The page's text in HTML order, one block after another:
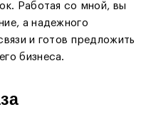
Работая со мной, вы
а надежного
и готов предложить
бизнеса.